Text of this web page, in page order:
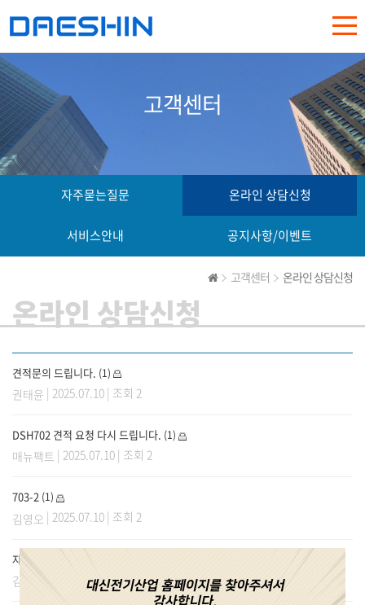
고객센터
자주묻는질문 온라인 상담신청
서비스안내 공지사항/이벤트
고객센터 온라인 상담신청
온라인 상담신청
견적문의 드립니다. (1)
권태윤 | 2025.07.10 | 조회 2
DSH702 견적 요청 다시 드립니다. (1)
매뉴팩트 | 2025.07.10 | 조회 2
703-2 (1)
김영오 | 2025.07.10 | 조회 2
자외선 전기소독기 문짝 떨어짐.
김소연| 2025.07.06 | 조회 3